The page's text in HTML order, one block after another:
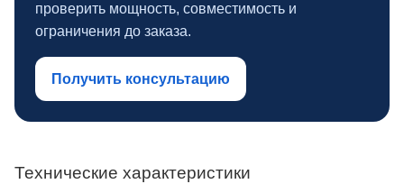
проверить мощность, совместимость и
ограничения до заказа.
Получить консультацию
Технические характеристики